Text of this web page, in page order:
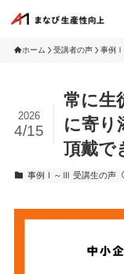
ホーム 受講者の声 事例Ⅰ
常に生
に寄り
頂戴で
2026
4/15
事例Ⅰ～Ⅲ 受講生の声